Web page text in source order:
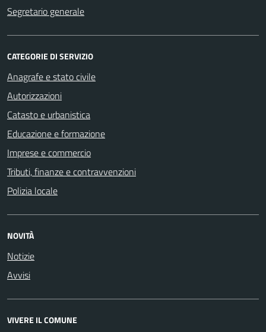
Segretario generale
CATEGORIE DI SERVIZIO
Anagrafe e stato civile
Autorizzazioni
Catasto e urbanistica
Educazione e formazione
Imprese e commercio
Tributi, finanze e contravvenzioni
Polizia locale
NOVITÀ
Notizie
Avvisi
VIVERE IL COMUNE